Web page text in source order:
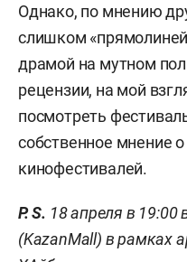
Однако, по мнению
слишком
драмой на мутном
рецензии, на мой
посмотреть
собственное мнение
кинофестивалей.
P. S. 18 апреля в 19:00
(KazanMall) в рамках